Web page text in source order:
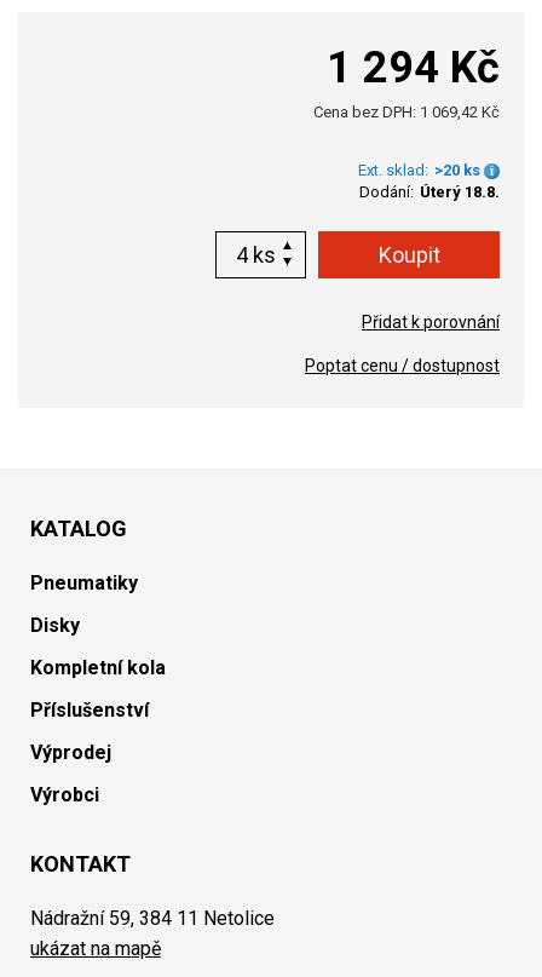
1 294 Kč
Cena bez DPH: 1 069,42 Kč
Ext. sklad: >20 ks
Dodání: Úterý 18.8.
ks
Přidat k porovnání
Poptat cenu / dostupnost
KATALOG
Pneumatiky
Disky
Kompletní kola
Příslušenství
Výprodej
Výrobci
KONTAKT
Nádražní 59, 384 11 Netolice
ukázat na mapě